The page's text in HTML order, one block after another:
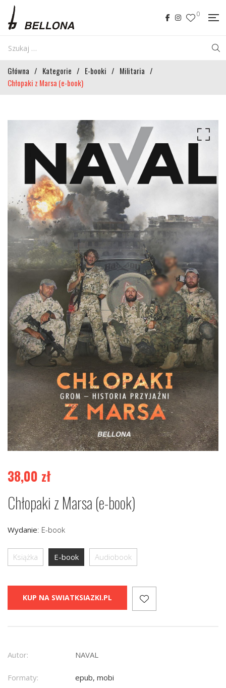
0
Główna / Kategorie / E-booki / Militaria /
Chłopaki z Marsa (e-book)
38,00 zł
Chłopaki z Marsa (e-book)
Wydanie: E-book
Książka E-book Audiobook
KUP NA SWIATKSIAZKI.PL
Autor: NAVAL
Formaty: epub, mobi